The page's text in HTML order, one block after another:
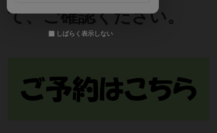
て、ご確認ください。
しばらく表示しない